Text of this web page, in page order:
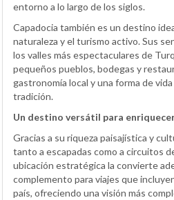
entorno a lo largo de los siglos.
Capadocia también es un destino
naturaleza y el turismo activo. Sus
los valles más espectaculares de
pequeños pueblos, bodegas y
gastronomía local y una forma de
tradición.
Un destino versátil para
Gracias a su riqueza paisajística y
tanto a escapadas como a circuitos
ubicación estratégica la convierte
complemento para viajes que
país, ofreciendo una visión más